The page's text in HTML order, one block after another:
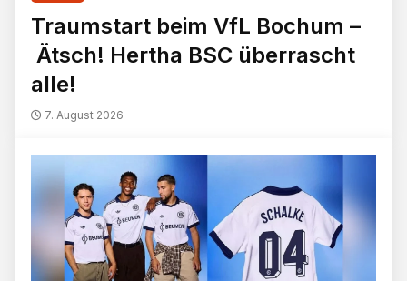
Traumstart beim VfL Bochum –
Ätsch! Hertha BSC überrascht
alle!
7. August 2026